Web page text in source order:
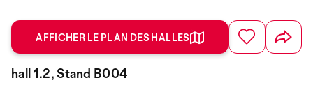
AFFICHER LE PLAN DES HALLES
hall 1.2, Stand B004